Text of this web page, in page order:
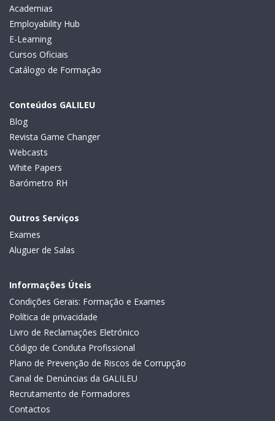
Academias
Employability Hub
E-Learning
Cursos Oficiais
Catálogo de Formação
Conteúdos GALILEU
Blog
Revista Game Changer
Webcasts
White Papers
Barómetro RH
Outros Serviços
Exames
Aluguer de Salas
Informações Úteis
Condições Gerais: Formação e Exames
Política de privacidade
Livro de Reclamações Eletrónico
Código de Conduta Profissional
Plano de Prevenção de Riscos de Corrupção
Canal de Denúncias da GALILEU
Recrutamento de Formadores
Contactos